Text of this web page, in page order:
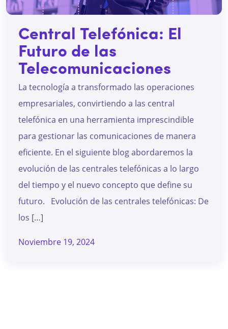
Intercomunicador
Perifoneos
SBC
Central Telefónica: El
Futuro de las
Telecomunicaciones
La tecnología a transformado las operaciones
empresariales, convirtiendo a las central
telefónica en una herramienta imprescindible
para gestionar las comunicaciones de manera
eficiente. En el siguiente blog abordaremos la
evolución de las centrales telefónicas a lo largo
del tiempo y el nuevo concepto que define su
futuro. Evolución de las centrales telefónicas: De
los […]
Noviembre 19, 2024